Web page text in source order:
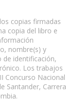
copias firmadas
copia del libro e
nombre(s) y
de identificación,
Los trabajos
Concurso Nacional
Santander, Carrera